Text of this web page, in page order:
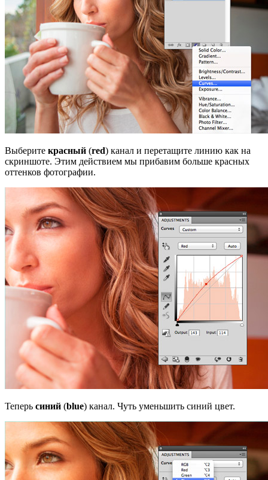
Выберите красный (red) канал и перетащите линию как на
скриншоте. Этим действием мы прибавим больше красных
оттенков фотографии.
Теперь синий (blue) канал. Чуть уменьшить синий цвет.